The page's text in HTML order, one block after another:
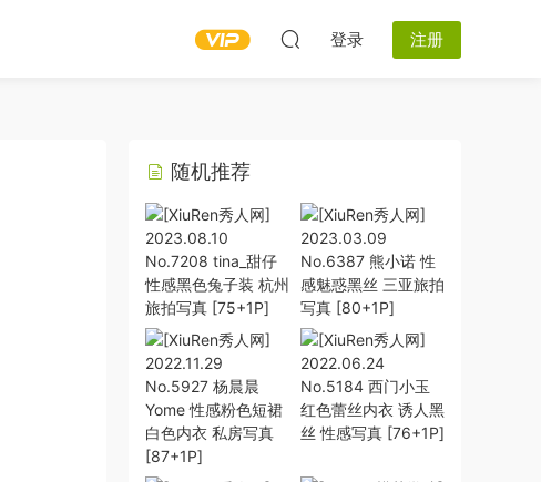
登录 注册
随机推荐